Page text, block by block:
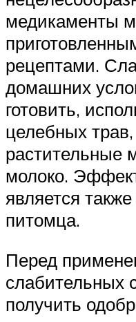
медикаменты
рецептами.
домашних
готовить,
целебных
растительные
молоко.
является
питомца.
Перед
слабительных
получить